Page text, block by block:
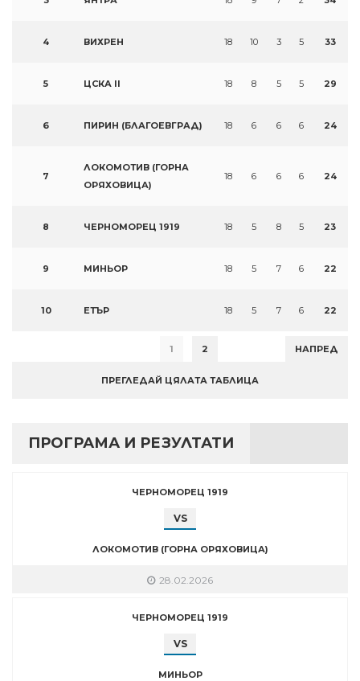
4 ВИХРЕН 18 10 3 5 33
5 ЦСКА II 18 8 5 5 29
6 ПИРИН (БЛАГОЕВГРАД) 18 6 6 6 24
7
ЛОКОМОТИВ (ГОРНА
ОРЯХОВИЦА)
18 6 6 6 24
8 ЧЕРНОМОРЕЦ 1919 18 5 8 5 23
9 МИНЬОР 18 5 7 6 22
10 ЕТЪР 18 5 7 6 22
1 2 НАПРЕД
ПРЕГЛЕДАЙ ЦЯЛАТА ТАБЛИЦА
ПРОГРАМА И РЕЗУЛТАТИ
ЧЕРНОМОРЕЦ 1919
VS
ЛОКОМОТИВ (ГОРНА ОРЯХОВИЦА)
28.02.2026
ЧЕРНОМОРЕЦ 1919
VS
МИНЬОР